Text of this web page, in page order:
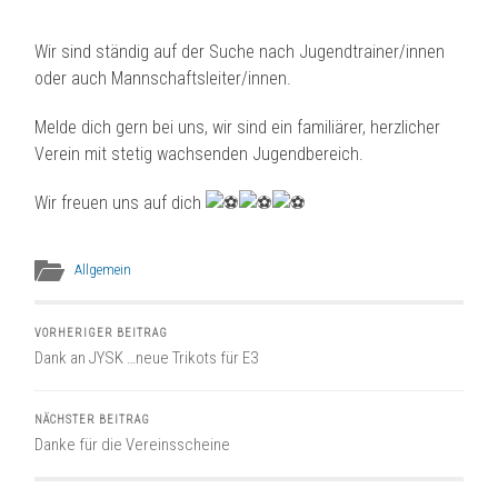
Wir sind ständig auf der Suche nach Jugendtrainer/innen
oder auch Mannschaftsleiter/innen.
Melde dich gern bei uns, wir sind ein familiärer, herzlicher
Verein mit stetig wachsenden Jugendbereich.
Wir freuen uns auf dich
Allgemein
VORHERIGER BEITRAG
Dank an JYSK …neue Trikots für E3
NÄCHSTER BEITRAG
Danke für die Vereinsscheine